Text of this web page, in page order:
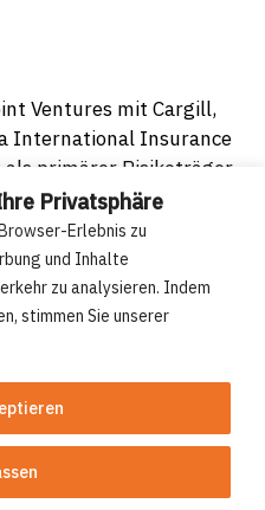
Privatsphäre
Erlebnis zu
und Inhalte
zu analysieren. Indem
stimmen Sie unserer
Ventures mit Cargill,
International Insurance
primärer Risikoträger
im Jahr 1991. Im
erste Übernahme